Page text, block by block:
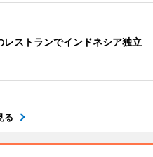
レストランでインドネシア独立
る